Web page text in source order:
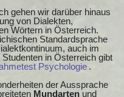
gehen wir darüber hinaus
von Dialekten,
Wörtern in Österreich.
Standardsprache
auch im
in Österreich gibt
Psychologie .
der Aussprache
Mundarten und